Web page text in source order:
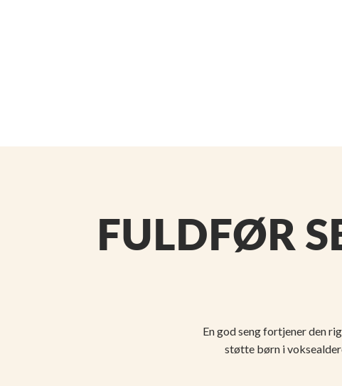
FULDFØR
En god seng fortjener den
støtte børn i